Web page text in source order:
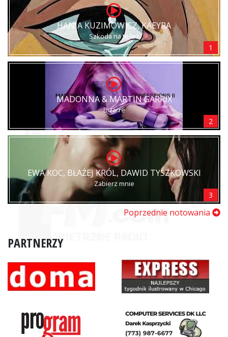
HANIA KUZIMOWICZ, KAEYRA
Szkoda na to łez
1
MADONNA & MARTIN GARRIX
Bizarre
2
EWA KOC, BŁAŻEJ KRÓL, DAWID TYSZKOWSKI
Zabierz mnie
3
Poprzednie notowania
PARTNERZY